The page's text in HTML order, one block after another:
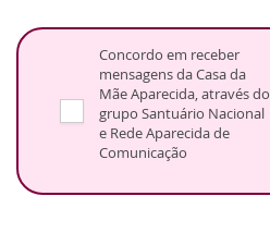
Concordo em receber
mensagens da Casa da
Mãe Aparecida, através do
grupo Santuário Nacional
e Rede Aparecida de
Comunicação